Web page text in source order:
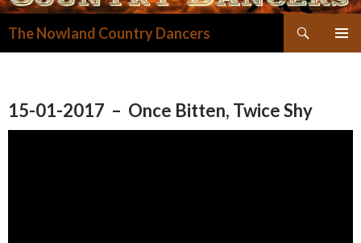
The Nowland Country Dancers
15-01-2017 – Once Bitten, Twice Shy